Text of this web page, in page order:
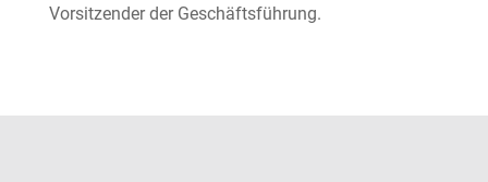
Vorsitzender der Geschäftsführung.